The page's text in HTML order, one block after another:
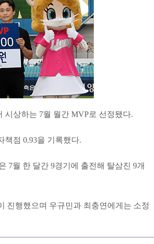
시상하는 7월 월간 MVP로 선정됐다.
책점 0.93을 기록했다.
7월 한 달간 9경기에 출전해 탈삼진 9개
진행했으며 우규민과 최충연에게는 소정